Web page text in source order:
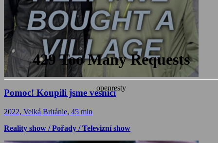
Pomoc! Koupili jsme vesnici
2022, Velká Británie, 45 min
Reality show / Pořady / Televizní show